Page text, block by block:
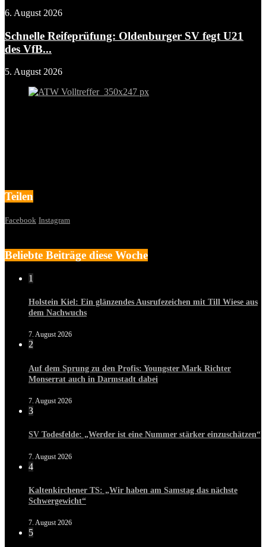
6. August 2026
Schnelle Reifeprüfung: Oldenburger SV fegt U21
des VfB...
5. August 2026
Teilen
Facebook Instagram
Beliebte Beiträge diese Woche
1
Holstein Kiel: Ein glänzendes Ausrufezeichen mit Till Wiese aus
dem Nachwuchs
7. August 2026
2
Auf dem Sprung zu den Profis: Youngster Mark Richter
Monserrat auch in Darmstadt dabei
7. August 2026
3
SV Todesfelde: „Werder ist eine Nummer stärker einzuschätzen“
7. August 2026
4
Kaltenkirchener TS: „Wir haben am Samstag das nächste
Schwergewicht“
7. August 2026
5